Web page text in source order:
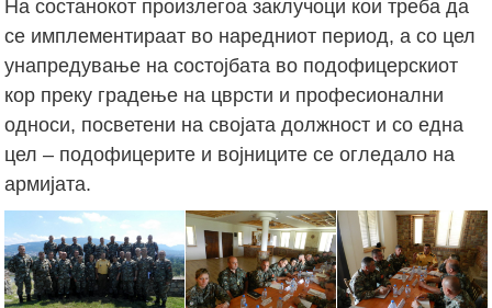
На состанокот произлегоа заклучоци кои треба да
се имплементираат во наредниот период, а со цел
унапредување на состојбата во подофицерскиот
кор преку градење на цврсти и професионални
односи, посветени на својата должност и со една
цел – подофицерите и војниците се огледало на
армијата.